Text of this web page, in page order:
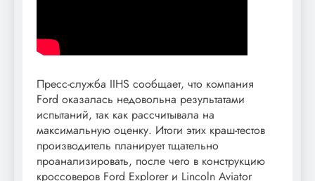
Пресс-служба IIHS сообщает, что компания
Ford оказалась недовольна результатами
испытаний, так как рассчитывала на
максимальную оценку. Итоги этих краш-тестов
производитель планирует тщательно
проанализировать, после чего в конструкцию
кроссоверов Ford Explorer и Lincoln Aviator